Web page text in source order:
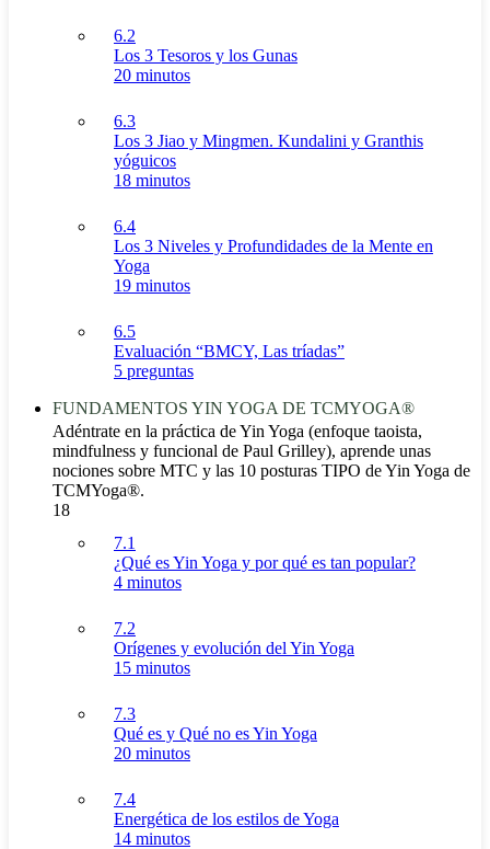
6.2
Los 3 Tesoros y los Gunas
20 minutos
6.3
Los 3 Jiao y Mingmen. Kundalini y Granthis
yóguicos
18 minutos
6.4
Los 3 Niveles y Profundidades de la Mente en
Yoga
19 minutos
6.5
Evaluación “BMCY, Las tríadas”
5 preguntas
FUNDAMENTOS YIN YOGA DE TCMYOGA®
Adéntrate en la práctica de Yin Yoga (enfoque taoista,
mindfulness y funcional de Paul Grilley), aprende unas
nociones sobre MTC y las 10 posturas TIPO de Yin Yoga de
TCMYoga®.
18
7.1
¿Qué es Yin Yoga y por qué es tan popular?
4 minutos
7.2
Orígenes y evolución del Yin Yoga
15 minutos
7.3
Qué es y Qué no es Yin Yoga
20 minutos
7.4
Energética de los estilos de Yoga
14 minutos